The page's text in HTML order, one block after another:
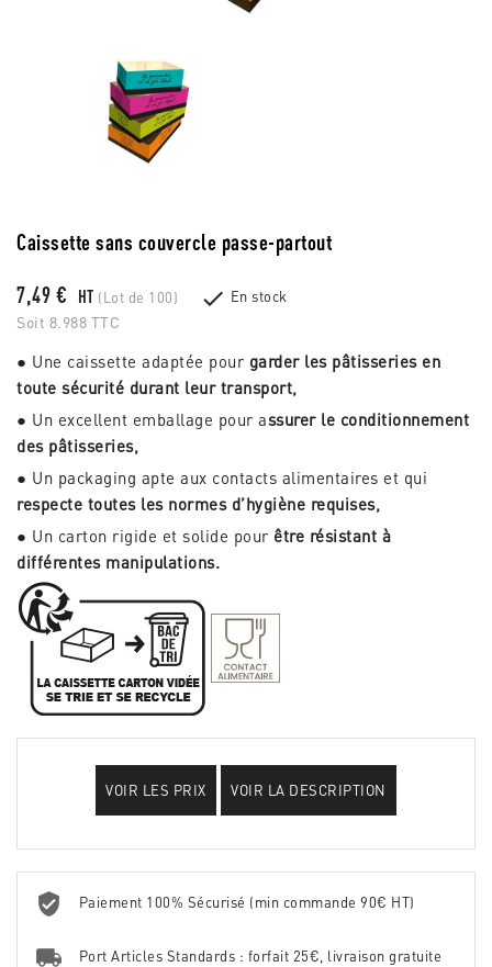
Caissette sans couvercle passe-partout
7,49 € HT (Lot de 100)
Soit 8.988 TTC
 En stock
● Une caissette adaptée pour garder les pâtisseries en
toute sécurité durant leur transport,
● Un excellent emballage pour assurer le conditionnement
des pâtisseries,
● Un packaging apte aux contacts alimentaires et qui
respecte toutes les normes d’hygiène requises,
● Un carton rigide et solide pour être résistant à
différentes manipulations.
VOIR LES PRIX VOIR LA DESCRIPTION
Paiement 100% Sécurisé (min commande 90€ HT)
Port Articles Standards : forfait 25€, livraison gratuite